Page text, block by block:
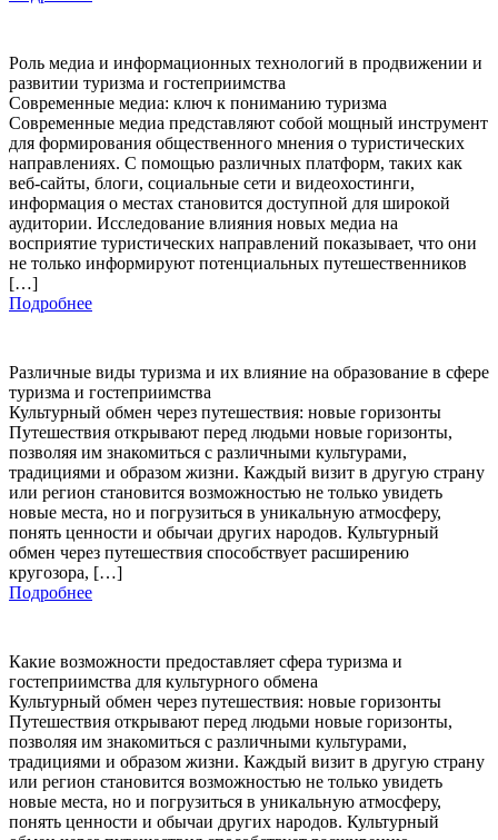
Роль медиа и информационных технологий в продвижении и
развитии туризма и гостеприимства
Современные медиа: ключ к пониманию туризма
Современные медиа представляют собой мощный инструмент
для формирования общественного мнения о туристических
направлениях. С помощью различных платформ, таких как
веб-сайты, блоги, социальные сети и видеохостинги,
информация о местах становится доступной для широкой
аудитории. Исследование влияния новых медиа на
восприятие туристических направлений показывает, что они
не только информируют потенциальных путешественников
[…]
Подробнее
Различные виды туризма и их влияние на образование в сфере
туризма и гостеприимства
Культурный обмен через путешествия: новые горизонты
Путешествия открывают перед людьми новые горизонты,
позволяя им знакомиться с различными культурами,
традициями и образом жизни. Каждый визит в другую страну
или регион становится возможностью не только увидеть
новые места, но и погрузиться в уникальную атмосферу,
понять ценности и обычаи других народов. Культурный
обмен через путешествия способствует расширению
кругозора, […]
Подробнее
Какие возможности предоставляет сфера туризма и
гостеприимства для культурного обмена
Культурный обмен через путешествия: новые горизонты
Путешествия открывают перед людьми новые горизонты,
позволяя им знакомиться с различными культурами,
традициями и образом жизни. Каждый визит в другую страну
или регион становится возможностью не только увидеть
новые места, но и погрузиться в уникальную атмосферу,
понять ценности и обычаи других народов. Культурный